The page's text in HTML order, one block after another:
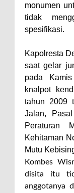
monumen
tidak
spesifikasi.
Kapolresta
saat gelar
pada
knalpot
tahun 2009
Jalan,
Peraturan
Kehitaman
Mutu
Kombes
disita itu
anggotanya